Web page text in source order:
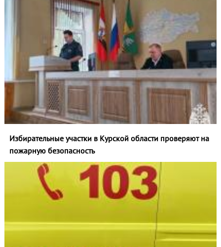
Избирательные участки в Курской области проверяют на
пожарную безопасность